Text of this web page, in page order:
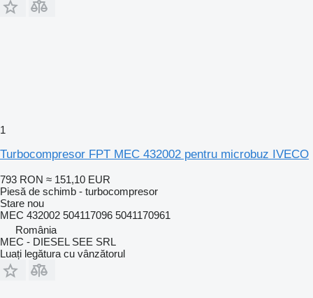
1
Turbocompresor FPT MEC 432002 pentru microbuz IVECO
793 RON ≈ 151,10 EUR
Piesă de schimb - turbocompresor
Stare nou
MEC 432002 504117096 5041170961
România
MEC - DIESEL SEE SRL
Luați legătura cu vânzătorul